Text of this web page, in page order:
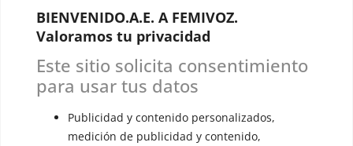
BIENVENIDO.A.E. A FEMIVOZ.
Valoramos tu privacidad
Este sitio solicita consentimiento
para usar tus datos
Publicidad y contenido personalizados,
medición de publicidad y contenido,
VOCES LGBTQIA+ 🏳️‍🌈
▪️ Feminización de la voz
▪️ Masculinización de la voz
▪️ Neutralización de la voz
▪️ Dualización de la voz